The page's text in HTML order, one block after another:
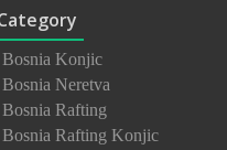
Bosnia Konjic
Bosnia Neretva
Bosnia Rafting
Bosnia Rafting Konjic